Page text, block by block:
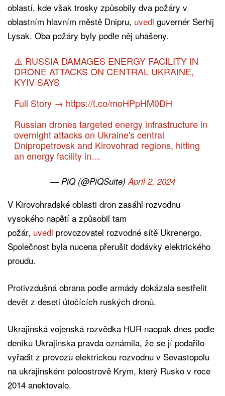
oblastí, kde však trosky způsobily dva požáry v
oblastním hlavním městě Dnipru, uvedl guvernér Serhij
Lysak. Oba požáry byly podle něj uhašeny.
⚠️ RUSSIA DAMAGES ENERGY FACILITY IN
DRONE ATTACKS ON CENTRAL UKRAINE,
KYIV SAYS
Full Story → https://t.co/moHPpHM0DH
Russian drones targeted energy infrastructure in
overnight attacks on Ukraine's central
Dnipropetrovsk and Kirovohrad regions, hitting
an energy facility in…
— PiQ (@PiQSuite) April 2, 2024
V Kirovohradské oblasti dron zasáhl rozvodnu
vysokého napětí a způsobil tam
požár, uvedl provozovatel rozvodné sítě Ukrenergo.
Společnost byla nucena přerušit dodávky elektrického
proudu.
Protivzdušná obrana podle armády dokázala sestřelit
devět z deseti útočících ruských dronů.
Ukrajinská vojenská rozvědka HUR naopak dnes podle
deníku Ukrajinska pravda oznámila, že se jí podařilo
vyřadit z provozu elektrickou rozvodnu v Sevastopolu
na ukrajinském poloostrově Krym, který Rusko v roce
2014 anektovalo.